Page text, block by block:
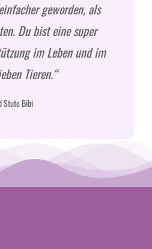
geworden, als
Du bist eine super
im Leben und im
Tieren.“
Stute Bibi